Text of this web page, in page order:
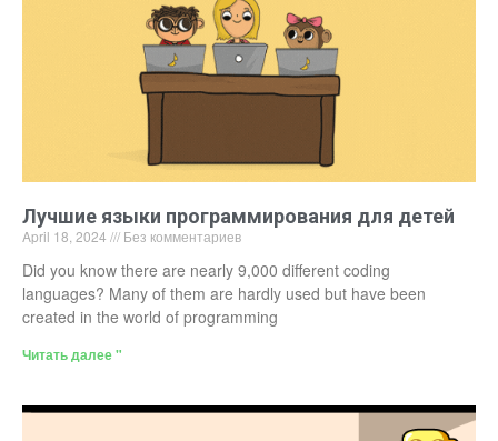
Лучшие языки программирования для детей
April 18, 2024 Без комментариев
Did you know there are nearly 9,000 different coding
languages? Many of them are hardly used but have been
created in the world of programming
Читать далее "